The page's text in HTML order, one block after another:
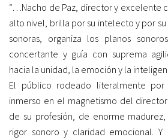
“…Nacho de Paz, director y excelente
alto nivel, brilla por su intelecto y por
sonoras, organiza los planos
concertante y guía con suprema
hacia la unidad, la emoción y la
El público rodeado literalmente por
inmerso en el magnetismo del
de su profesión, de enorme
rigor sonoro y claridad emocional.